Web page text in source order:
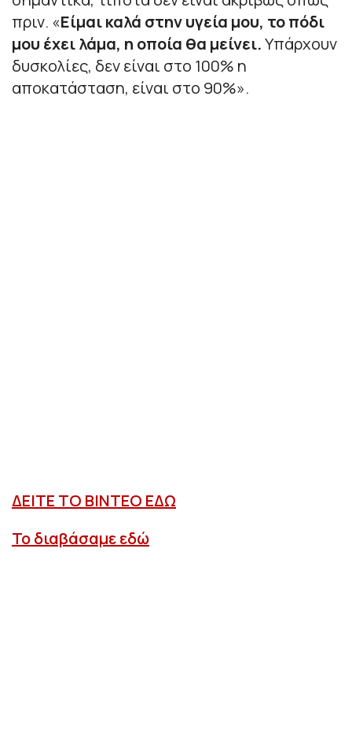
πριν. «Είμαι καλά στην υγεία μου, το πόδι
μου έχει λάμα, η οποία θα μείνει.Υπάρχουν
δυσκολίες, δεν είναι στο 100% η
αποκατάσταση, είναι στο 90%».
ΔΕΙΤΕ ΤΟ ΒΙΝΤΕΟ ΕΔΩ
Το διαβάσαμε εδώ